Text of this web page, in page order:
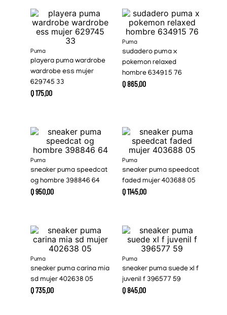
Puma
playera puma wardrobe
wardrobe ess mujer
629745 33
Q175.00
Puma
sudadero puma x
pokemon relaxed
hombre 634915 76
Q865.00
Puma
sneaker puma speedcat
og hombre 398846 64
Q950.00
Puma
sneaker puma speedcat
faded mujer 403688 05
Q1145.00
Puma
sneaker puma carina mia
sd mujer 402638 05
Q735.00
Puma
sneaker puma suede xl f
juvenil f 396577 59
Q845.00